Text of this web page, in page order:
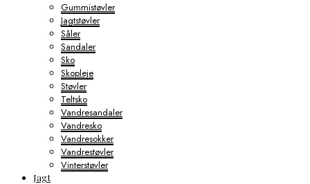
Gummistøvler
Jagtstøvler
Såler
Sandaler
Sko
Skopleje
Støvler
Teltsko
Vandresandaler
Vandresko
Vandresokker
Vandrestøvler
Vinterstøvler
Jagt